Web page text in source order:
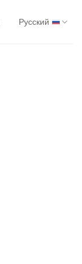
Русский